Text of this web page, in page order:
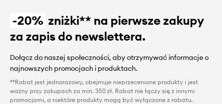
-20% zniżki** na pierwsze zakupy
za zapis do newslettera.
Dołącz do naszej społeczności, aby otrzymywać informacje o
najnowszych promocjach i produktach.
**Rabat jest jednorazowy, obejmuje nieprzecenione produkty i jest
ważny przy zakupach za min. 350 zł. Rabat nie łączy się z innymi
promocjami, a niektóre produkty mogą być wyłączone z rabatu.